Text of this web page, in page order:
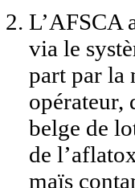
L’AFSCA
via le
part par la
opérateur,
belge de
de
maïs